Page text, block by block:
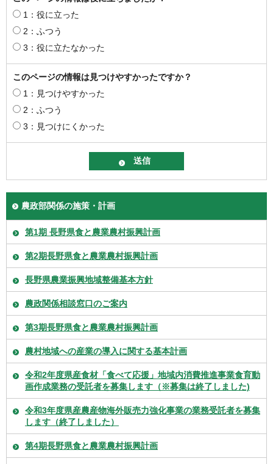
1：役に立った
2：ふつう
3：役に立たなかった
このページの情報は見つけやすかったですか？
1：見つけやすかった
2：ふつう
3：見つけにくかった
農政部関係の施策・計画
第1期 長野県食と農業農村振興計画
第2期長野県食と農業農村振興計画
長野県農業振興地域整備基本方針
農政関係相談窓口のご案内
第3期長野県食と農業農村振興計画
農村地域への産業の導入に関する基本計画
令和2年度県産食材「食べて応援」地域内消費推進事業食育動
画作成業務の受託者を募集します（※募集は終了しました)
令和3年度県産農産物海外販売力強化事業の業務受託者を募集
します（終了しました）
第4期長野県食と農業農村振興計画